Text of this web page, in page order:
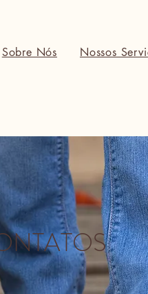
Sobre Nós Nossos